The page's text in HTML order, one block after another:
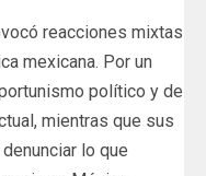
reacciones mixtas
mexicana. Por un
político y de
mientras que sus
lo que